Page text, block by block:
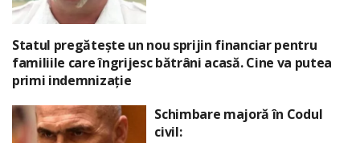
Statul pregătește un nou sprijin financiar pentru
familiile care îngrijesc bătrâni acasă. Cine va putea
primi indemnizație
Schimbare majoră în Codul
civil: